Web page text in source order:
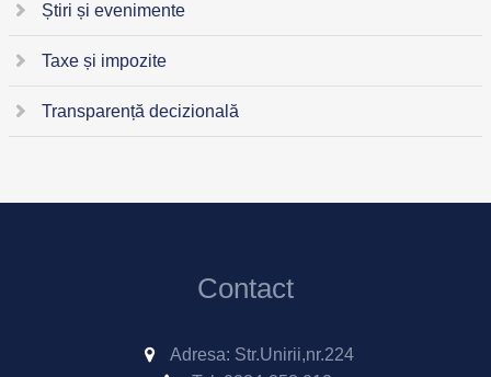
Știri și evenimente
Taxe și impozite
Transparență decizională
Contact
Adresa: Str.Unirii,nr.224